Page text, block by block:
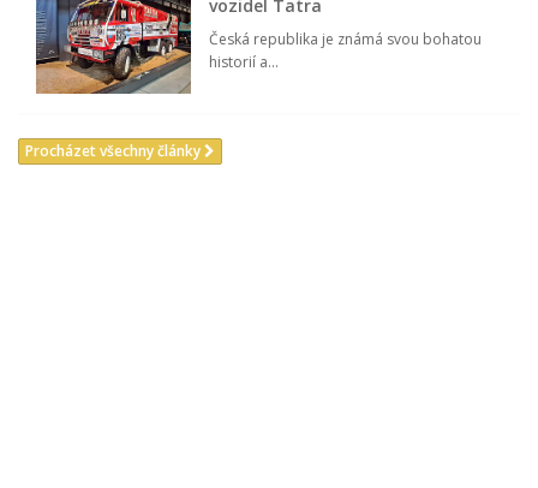
vozidel Tatra
Česká republika je známá svou bohatou
historií a...
Procházet všechny články